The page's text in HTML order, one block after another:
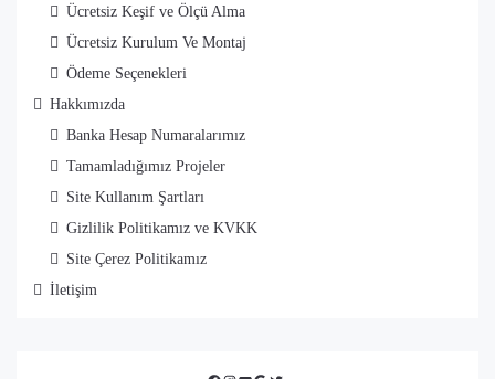
Ücretsiz Keşif ve Ölçü Alma
Ücretsiz Kurulum Ve Montaj
Ödeme Seçenekleri
Hakkımızda
Banka Hesap Numaralarımız
Tamamladığımız Projeler
Site Kullanım Şartları
Gizlilik Politikamız ve KVKK
Site Çerez Politikamız
İletişim